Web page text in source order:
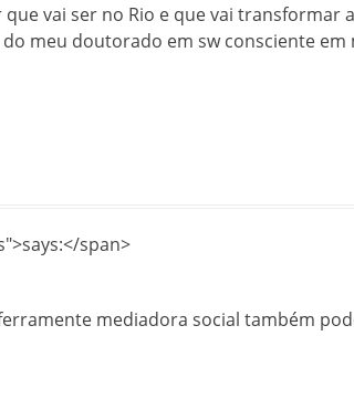
vai ser no Rio e que vai transformar
meu doutorado em sw consciente em
span>
mediadora social também